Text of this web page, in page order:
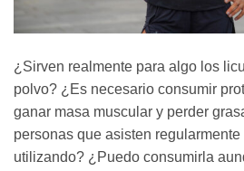
¿Sirven realmente para algo los
polvo? ¿Es necesario consumir
ganar masa muscular y perder
personas que asisten
utilizando? ¿Puedo consumirla